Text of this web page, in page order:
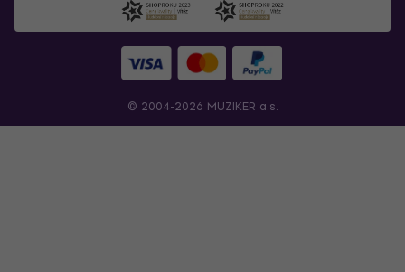
© 2004-2026 MUZIKER a.s.